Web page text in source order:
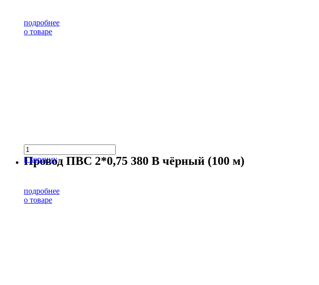
подробнее
о товаре
в корзину
Провод ПВС 2*0,75 380 В чёрный (100 м)
подробнее
о товаре